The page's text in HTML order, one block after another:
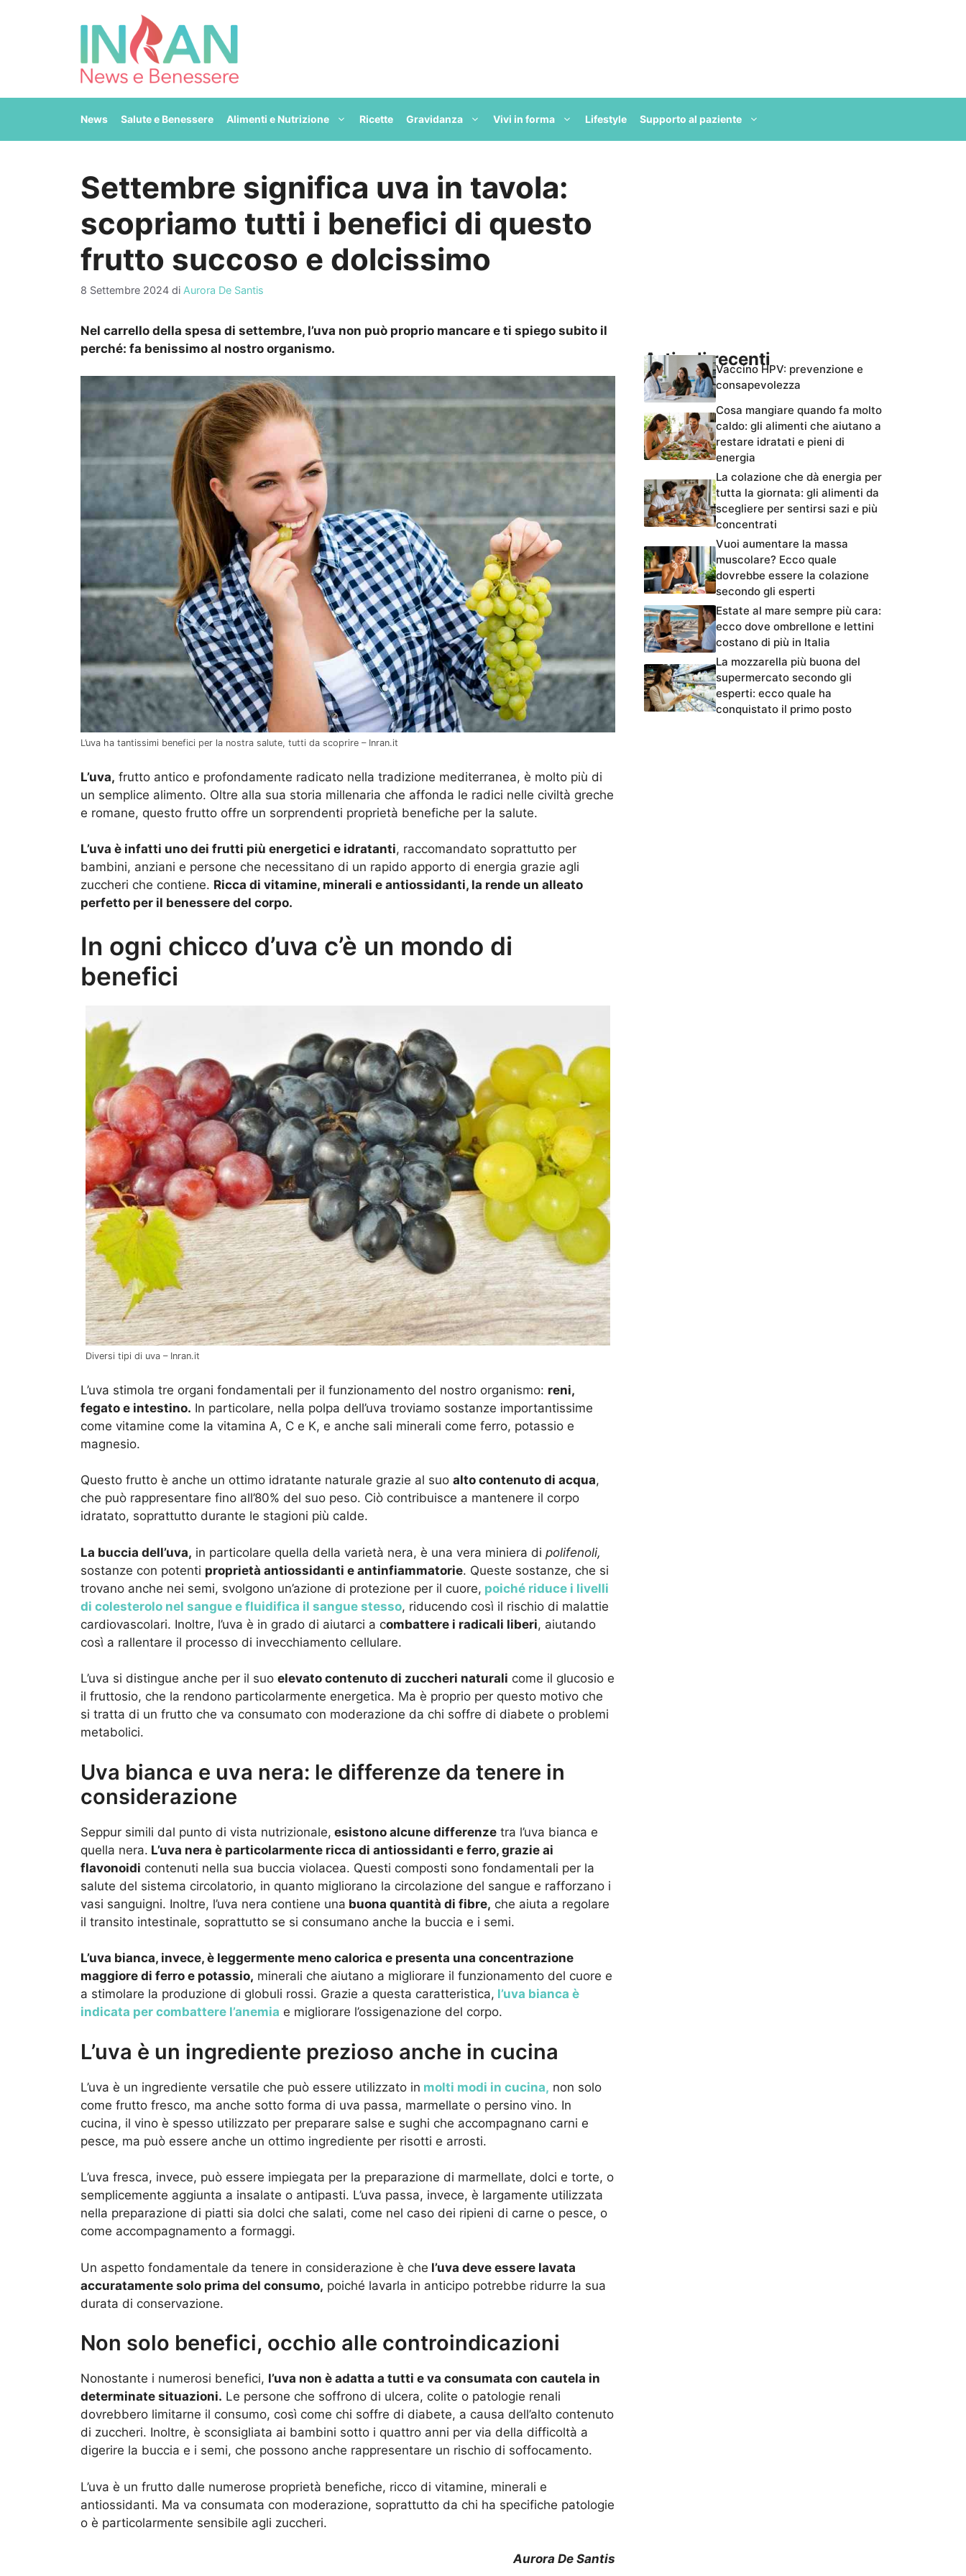
News Salute e Benessere Alimenti e Nutrizione Ricette Gravidanza Vivi in forma Lifestyle Supporto al paziente
Settembre significa uva in tavola:
scopriamo tutti i benefici di questo
frutto succoso e dolcissimo
8 Settembre 2024 di Aurora De Santis
Nel carrello della spesa di settembre, l’uva non può proprio mancare e ti spiego subito il
perché: fa benissimo al nostro organismo.
L’uva ha tantissimi benefici per la nostra salute, tutti da scoprire – Inran.it
L’uva, frutto antico e profondamente radicato nella tradizione mediterranea, è molto più di
un semplice alimento. Oltre alla sua storia millenaria che affonda le radici nelle civiltà greche
e romane, questo frutto offre un sorprendenti proprietà benefiche per la salute.
L’uva è infatti uno dei frutti più energetici e idratanti, raccomandato soprattutto per
bambini, anziani e persone che necessitano di un rapido apporto di energia grazie agli
zuccheri che contiene. Ricca di vitamine, minerali e antiossidanti, la rende un alleato
perfetto per il benessere del corpo.
In ogni chicco d’uva c’è un mondo di
benefici
Diversi tipi di uva – Inran.it
L’uva stimola tre organi fondamentali per il funzionamento del nostro organismo: reni,
fegato e intestino. In particolare, nella polpa dell’uva troviamo sostanze importantissime
come vitamine come la vitamina A, C e K, e anche sali minerali come ferro, potassio e
magnesio.
Questo frutto è anche un ottimo idratante naturale grazie al suo alto contenuto di acqua,
che può rappresentare fino all’80% del suo peso. Ciò contribuisce a mantenere il corpo
idratato, soprattutto durante le stagioni più calde.
La buccia dell’uva, in particolare quella della varietà nera, è una vera miniera di polifenoli,
sostanze con potenti proprietà antiossidanti e antinfiammatorie. Queste sostanze, che si
trovano anche nei semi, svolgono un’azione di protezione per il cuore, poiché riduce i livelli
di colesterolo nel sangue e fluidifica il sangue stesso, riducendo così il rischio di malattie
cardiovascolari. Inoltre, l’uva è in grado di aiutarci a combattere i radicali liberi, aiutando
così a rallentare il processo di invecchiamento cellulare.
L’uva si distingue anche per il suo elevato contenuto di zuccheri naturali come il glucosio e
il fruttosio, che la rendono particolarmente energetica. Ma è proprio per questo motivo che
si tratta di un frutto che va consumato con moderazione da chi soffre di diabete o problemi
metabolici.
Uva bianca e uva nera: le differenze da tenere in
considerazione
Seppur simili dal punto di vista nutrizionale, esistono alcune differenze tra l’uva bianca e
quella nera. L’uva nera è particolarmente ricca di antiossidanti e ferro, grazie ai
flavonoidi contenuti nella sua buccia violacea. Questi composti sono fondamentali per la
salute del sistema circolatorio, in quanto migliorano la circolazione del sangue e rafforzano i
vasi sanguigni. Inoltre, l’uva nera contiene una buona quantità di fibre, che aiuta a regolare
il transito intestinale, soprattutto se si consumano anche la buccia e i semi.
L’uva bianca, invece, è leggermente meno calorica e presenta una concentrazione
maggiore di ferro e potassio, minerali che aiutano a migliorare il funzionamento del cuore e
a stimolare la produzione di globuli rossi. Grazie a questa caratteristica, l’uva bianca è
indicata per combattere l’anemia e migliorare l’ossigenazione del corpo.
L’uva è un ingrediente prezioso anche in cucina
L’uva è un ingrediente versatile che può essere utilizzato in molti modi in cucina, non solo
come frutto fresco, ma anche sotto forma di uva passa, marmellate o persino vino. In
cucina, il vino è spesso utilizzato per preparare salse e sughi che accompagnano carni e
pesce, ma può essere anche un ottimo ingrediente per risotti e arrosti.
L’uva fresca, invece, può essere impiegata per la preparazione di marmellate, dolci e torte, o
semplicemente aggiunta a insalate o antipasti. L’uva passa, invece, è largamente utilizzata
nella preparazione di piatti sia dolci che salati, come nel caso dei ripieni di carne o pesce, o
come accompagnamento a formaggi.
Un aspetto fondamentale da tenere in considerazione è che l’uva deve essere lavata
accuratamente solo prima del consumo, poiché lavarla in anticipo potrebbe ridurre la sua
durata di conservazione.
Non solo benefici, occhio alle controindicazioni
Nonostante i numerosi benefici, l’uva non è adatta a tutti e va consumata con cautela in
determinate situazioni. Le persone che soffrono di ulcera, colite o patologie renali
dovrebbero limitarne il consumo, così come chi soffre di diabete, a causa dell’alto contenuto
di zuccheri. Inoltre, è sconsigliata ai bambini sotto i quattro anni per via della difficoltà a
digerire la buccia e i semi, che possono anche rappresentare un rischio di soffocamento.
L’uva è un frutto dalle numerose proprietà benefiche, ricco di vitamine, minerali e
antiossidanti. Ma va consumata con moderazione, soprattutto da chi ha specifiche patologie
o è particolarmente sensibile agli zuccheri.
Aurora De Santis
Articoli recentiVaccino HPV: prevenzione e
consapevolezza
Cosa mangiare quando fa molto
caldo: gli alimenti che aiutano a
restare idratati e pieni di
energia
La colazione che dà energia per
tutta la giornata: gli alimenti da
scegliere per sentirsi sazi e più
concentrati
Vuoi aumentare la massa
muscolare? Ecco quale
dovrebbe essere la colazione
secondo gli esperti
Estate al mare sempre più cara:
ecco dove ombrellone e lettini
costano di più in Italia
La mozzarella più buona del
supermercato secondo gli
esperti: ecco quale ha
conquistato il primo posto